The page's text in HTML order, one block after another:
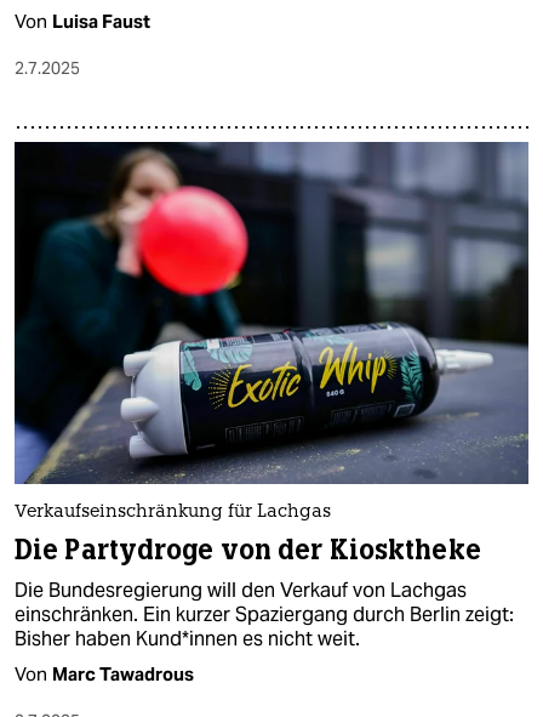
Von Luisa Faust
2.7.2025
Verkaufseinschränkung für Lachgas
Die Partydroge von der Kiosktheke
Die Bundesregierung will den Verkauf von Lachgas
einschränken. Ein kurzer Spaziergang durch Berlin zeigt:
Bisher haben Kun­d*in­nen es nicht weit.
Von Marc Tawadrous